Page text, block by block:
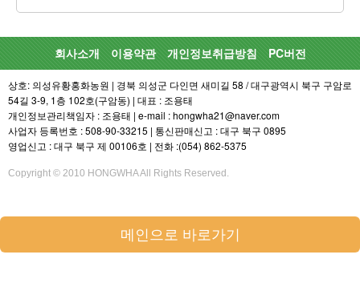
회사소개 이용약관 개인정보취급방침 PC버전
상호: 의성유황홍화농원 | 경북 의성군 다인면 새미길 58 / 대구광역시 북구 구암로
54길 3-9, 1층 102호(구암동) | 대표 : 조용태
개인정보관리책임자 : 조용태 | e-mail : hongwha21@naver.com
사업자 등록번호 : 508-90-33215 | 통신판매신고 : 대구 북구 0895
영업신고 : 대구 북구 제 00106호 | 전화 :(054) 862-5375
Copyright © 2010 HONGWHA All Rights Reserved.
메인으로 바로가기